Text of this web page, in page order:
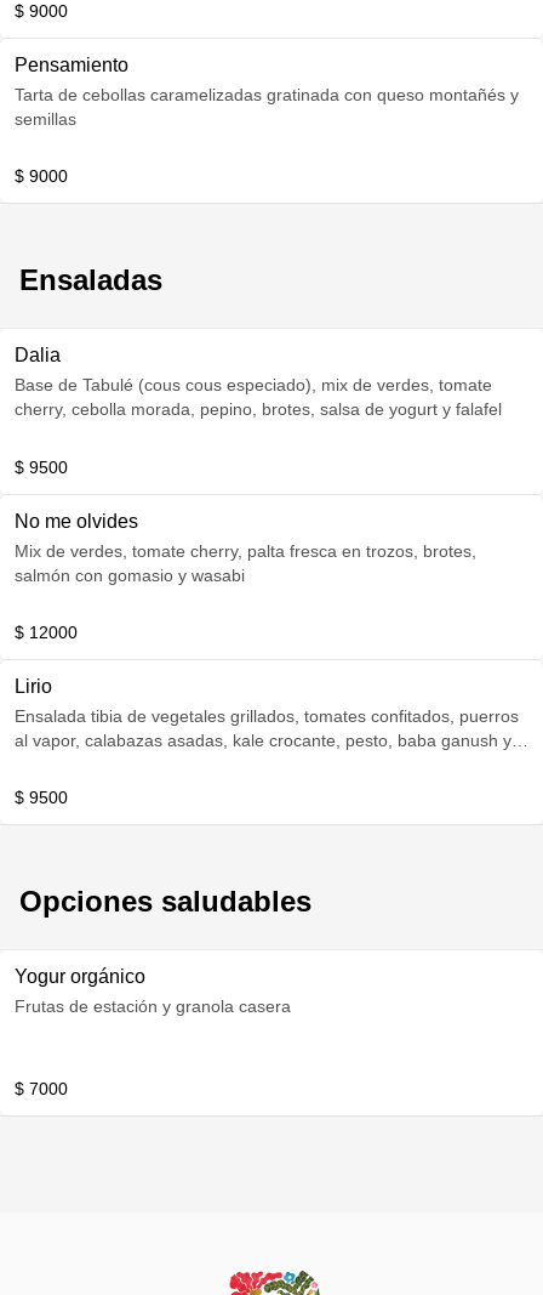
$ 9000
Pensamiento
Tarta de cebollas caramelizadas gratinada con queso montañés y
semillas
$ 9000
Ensaladas
Dalia
Base de Tabulé (cous cous especiado), mix de verdes, tomate
cherry, cebolla morada, pepino, brotes, salsa de yogurt y falafel
$ 9500
No me olvides
Mix de verdes, tomate cherry, palta fresca en trozos, brotes,
salmón con gomasio y wasabi
$ 12000
Lirio
Ensalada tibia de vegetales grillados, tomates confitados, puerros
al vapor, calabazas asadas, kale crocante, pesto, baba ganush y
$ 9500
Opciones saludables
Yogur orgánico
Frutas de estación y granola casera
$ 7000